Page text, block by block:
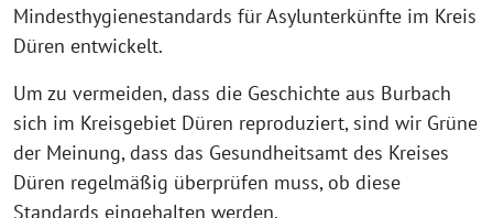
Mindesthygienestandards für Asylunterkünfte im Kreis
Düren entwickelt.
Um zu vermeiden, dass die Geschichte aus Burbach
sich im Kreisgebiet Düren reproduziert, sind wir Grüne
der Meinung, dass das Gesundheitsamt des Kreises
Düren regelmäßig überprüfen muss, ob diese
Standards eingehalten werden.